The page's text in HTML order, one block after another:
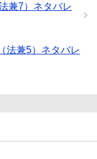
兼7）ネタバレ
法兼5）ネタバレ